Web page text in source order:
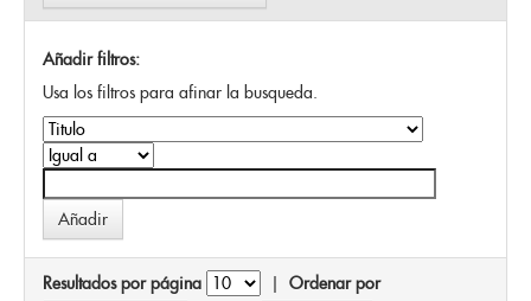
Añadir filtros:
Usa los filtros para afinar la busqueda.
Resultados por página | Ordenar por